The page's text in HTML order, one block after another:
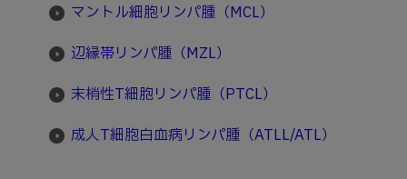
マントル細胞リンパ腫（MCL）
辺縁帯リンパ腫（MZL）
末梢性T細胞リンパ腫（PTCL）
成人T細胞白血病リンパ腫（ATLL/ATL）